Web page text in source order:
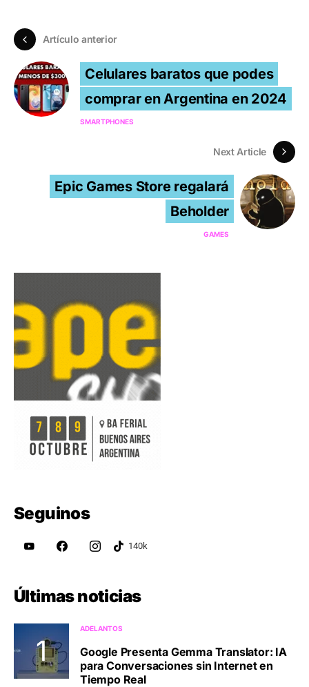
Artículo anterior
Celulares baratos que podes
comprar en Argentina en 2024
SMARTPHONES
Next Article
Epic Games Store regalará
Beholder
GAMES
Seguinos
Últimas noticias
ADELANTOS
Google Presenta Gemma Translator: IA
para Conversaciones sin Internet en
Tiempo Real